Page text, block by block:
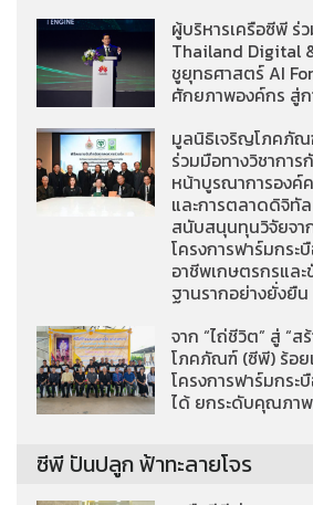
ผู้บริหารเครือซีพี ร่
Thailand Digital
ชูยุทธศาสตร์ AI
ศักยภาพองค์กร สู่ก
มูลนิธิเจริญโภคภัณ
ร่วมมือทางวิชากา
หน้าบูรณาการองค์
และการตลาดดิจิทั
สนับสนุนทุนวิจัยจา
โครงการฟาร์มกร
อาชีพเกษตรกรแล
ฐานรากอย่างยั่งยืน
จาก “ไถ่ชีวิต” สู่ “
โภคภัณฑ์ (ซีพี) ร้อ
โครงการฟาร์มกระ
ได้ ยกระดับคุณภา
ซีพี ปันปลูก ฟ้าทะลายโจร